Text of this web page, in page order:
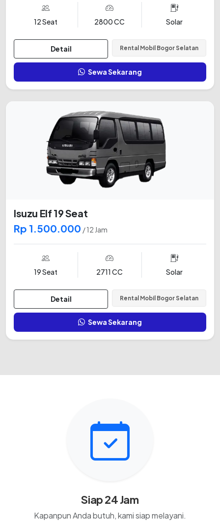
12 Seat 2800 CC Solar
Detail Rental Mobil Bogor Selatan
Sewa Sekarang
Isuzu Elf 19 Seat
Rp 1.500.000 / 12 Jam
19 Seat 2711 CC Solar
Detail Rental Mobil Bogor Selatan
Sewa Sekarang
Siap 24 Jam
Kapanpun Anda butuh, kami siap melayani.